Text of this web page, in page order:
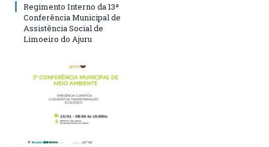
Regimento Interno da 13ª
Conferência Municipal de
Assistência Social de
Limoeiro do Ajuru